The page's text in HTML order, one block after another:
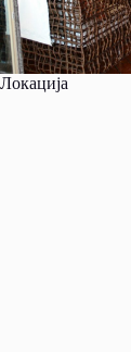
Локација